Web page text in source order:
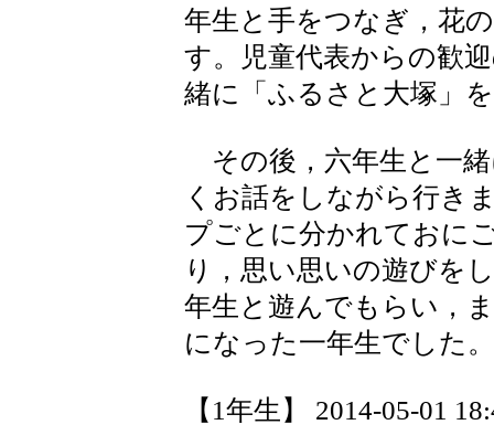
年生と手をつなぎ，花
す。児童代表からの歓
緒に「ふるさと大塚」
その後，六年生と一
くお話をしながら行き
プごとに分かれておに
り，思い思いの遊びを
年生と遊んでもらい，
になった一年生でした。
【1年生】 2014-05-01